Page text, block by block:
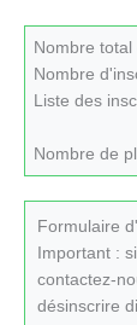
Nombre
Nombre
Liste des
Nombre de
Formulaire
Important :
contactez-
désinscrire